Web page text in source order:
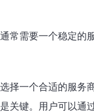
常需要一个稳定的
择一个合适的服务
关键。用户可以通